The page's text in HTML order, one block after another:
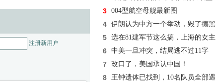
注册新用户
3 004型航空母舰最新图
4 伊朗认为中方一个举动，毁了德黑
5 选在81建军节这么搞，上海的女主
6 中美一旦冲突，结局逃不过11字
7 改口了，美国承认中国！
8 王钟遗体已找到，10名队员全部遇